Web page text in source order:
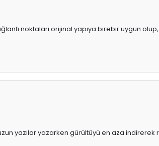
noktaları orijinal yapıya birebir uygun
yazılar yazarken gürültüyü en aza indirerek